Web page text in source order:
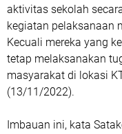
aktivitas sekolah
kegiatan pelaksanaan
Kecuali mereka yang
tetap melaksanakan
masyarakat di lokasi
(13/11/2022).
Imbauan ini, kata